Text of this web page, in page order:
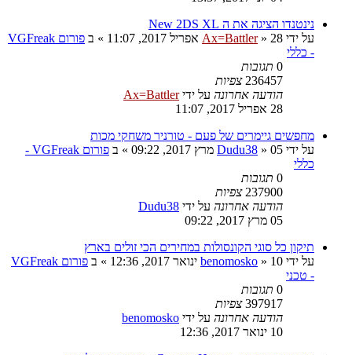
נינטנדו הציגה את ה New 2DS XL
על ידי
Ax=Battler» 28 אפריל 2017, 11:07 » ב
פורום VGFreak
- כללי
0 תגובות
236457 צפיות
הודעה אחרונה על ידיAx=Battler
28 אפריל 2017, 11:07
מחפשים גיימרים של פעם - טורניר משחקי מכות
על ידי
Dudu38 » 05 מרץ 2017, 09:22 » ב
פורום VGFreak -
כללי
0 תגובות
237900 צפיות
הודעה אחרונה על ידי Dudu38
05 מרץ 2017, 09:22
תיקון כל סוגי הקונסולות במחירים הכי זולים בארץ
על ידי
benomosko » 10 ינואר 2017, 12:36 » ב
פורום VGFreak
- טכני
0 תגובות
397917 צפיות
הודעה אחרונה על ידי benomosko
10 ינואר 2017, 12:36